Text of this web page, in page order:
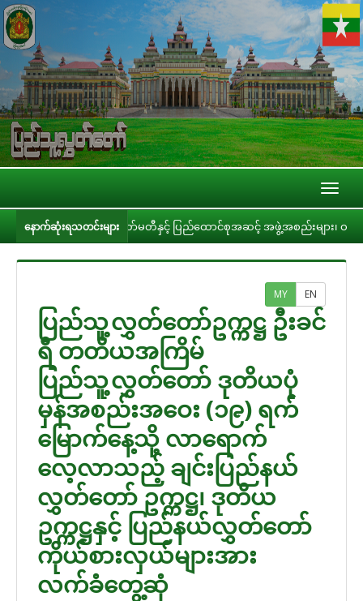
နောက်ဆုံးရသတင်းများ
းစိစစ်ရေးကော်မတီနှင့် ပြည်ထောင်စုအဆင့် အဖွဲ့အစည်းများ၊ ဝန်ကြီးဌာနမျ
MY EN
ပြည်သူ့လွှတ်တော်ဥက္ကဋ္ဌ ဦးခင်
ရီ တတိယအကြိမ်
ပြည်သူ့လွှတ်တော် ဒုတိယပုံ
မှန်အစည်းအဝေး (၁၉) ရက်
မြောက်နေ့သို့ လာရောက်
လေ့လာသည့် ချင်းပြည်နယ်
လွှတ်တော် ဥက္ကဋ္ဌ၊ ဒုတိယ
ဥက္ကဋ္ဌနှင့် ပြည်နယ်လွှတ်တော်
ကိုယ်စားလှယ်များအား
လက်ခံတွေ့ဆုံ